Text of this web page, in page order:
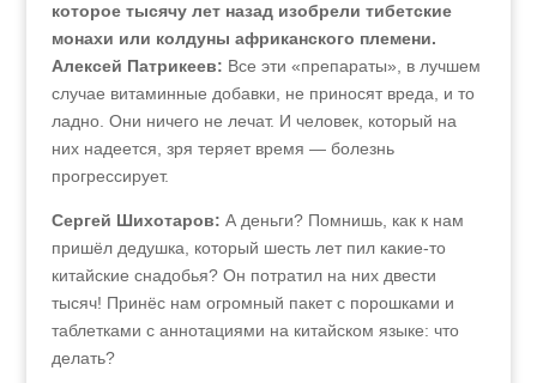
которое тысячу лет назад изобрели тибетские
монахи или колдуны африканского племени.
Алексей Патрикеев: Все эти «препараты», в лучшем
случае витаминные добавки, не приносят вреда, и то
ладно. Они ничего не лечат. И человек, который на
них надеется, зря теряет время — болезнь
прогрессирует.
Сергей Шихотаров: А деньги? Помнишь, как к нам
пришёл дедушка, который шесть лет пил какие-то
китайские снадобья? Он потратил на них двести
тысяч! Принёс нам огромный пакет с порошками и
таблетками с аннотациями на китайском языке: что
делать?